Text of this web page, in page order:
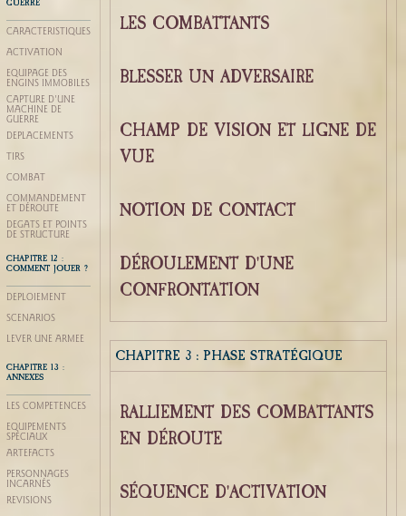
CARACTÉRISTIQUES
ACTIVATION
ÉQUIPAGE DES
ENGINS IMMOBILES
CAPTURE D'UNE
MACHINE DE
GUERRE
DÉPLACEMENTS
TIRS
COMBAT
COMMANDEMENT
ET DÉROUTE
DÉGÂTS ET POINTS
DE STRUCTURE
CHAPITRE 12 :
COMMENT JOUER ?
DÉPLOIEMENT
SCÉNARIOS
LEVER UNE ARMÉE
CHAPITRE 13 :
ANNEXES
LES COMPÉTENCES
ÉQUIPEMENTS
SPÉCIAUX
ARTEFACTS
PERSONNAGES
INCARNÉS
RÉVISIONS
LES COMBATTANTS
BLESSER UN ADVERSAIRE
CHAMP DE VISION ET LIGNE DE
VUE
NOTION DE CONTACT
DÉROULEMENT D'UNE
CONFRONTATION
CHAPITRE 3 : PHASE STRATÉGIQUE
RALLIEMENT DES COMBATTANTS
EN DÉROUTE
SÉQUENCE D'ACTIVATION